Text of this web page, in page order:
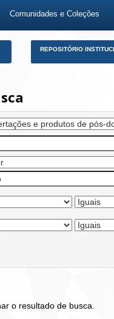
Comunidades e Coleções
REPOSITÓRIO
o resultado de busca.